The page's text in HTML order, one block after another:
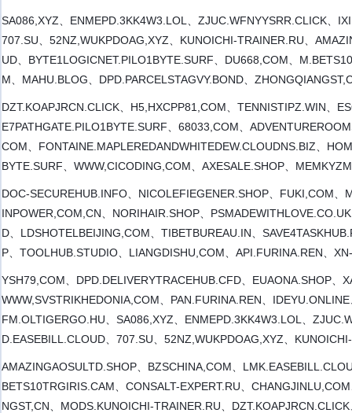
SA086,XYZ、ENMEPD.3KK4W3.LOL、ZJUC.WFNYYSRR.CLICK、
707.SU、52NZ,WUKPDOAG,XYZ、KUNOICHI-TRAINER.RU、
UD、BYTE1LOGICNET.PILO1BYTE.SURF、DU668,COM、
M、MAHU.BLOG、DPD.PARCELSTAGVY.BOND、
DZT.KOAPJRCN.CLICK、H5,HXCPP81,COM、TENNISTIPZ.WIN、
E7PATHGATE.PILO1BYTE.SURF、68033,COM、
COM、FONTAINE.MAPLEREDANDWHITEDEW.CLOUDNS.BIZ、
BYTE.SURF、WWW,CICODING,COM、AXESALE.SHOP、
DOC-SECUREHUB.INFO、NICOLEFIEGENER.SHOP、FUKI,COM
INPOWER,COM,CN、NORIHAIR.SHOP、
D、LDSHOTELBEIJING,COM、TIBETBUREAU.IN、
P、TOOLHUB.STUDIO、LIANGDISHU,COM、API.FURINA.REN、
YSH79,COM、DPD.DELIVERYTRACEHUB.CFD、EUAONA.SHOP、
WWW,SVSTRIKHEDONIA,COM、PAN.FURINA.REN、
FM.OLTIGERGO.HU、SA086,XYZ、ENMEPD.3KK4W3.LOL、
D.EASEBILL.CLOUD、707.SU、52NZ,WUKPDOAG,XYZ、
AMAZINGAOSULTD.SHOP、BZSCHINA,COM、
BETS10TRGIRIS.CAM、CONSALT-EXPERT.RU、
NGST,CN、MODS.KUNOICHI-TRAINER.RU、